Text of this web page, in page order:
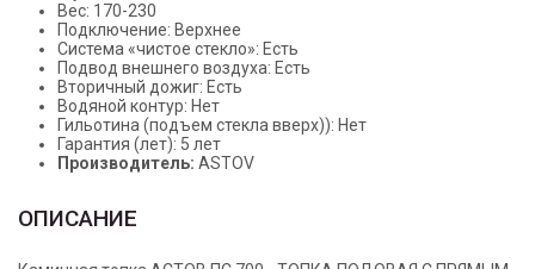
Вес: 170-230
Подключение: Верхнее
Система «чистое стекло»: Есть
Подвод внешнего воздуха: Есть
Вторичный дожиг: Есть
Водяной контур: Нет
Гильотина (подъем стекла вверх)): Нет
Гарантия (лет): 5 лет
Производитель: ASTOV
ОПИСАНИЕ